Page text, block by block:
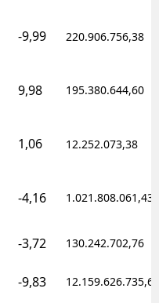
-9,99 220.906.756,38
9,98 195.380.644,60
1,06 12.252.073,38
-4,16 1.021.808.061,43
-3,72 130.242.702,76
-9,83 12.159.626.735,62